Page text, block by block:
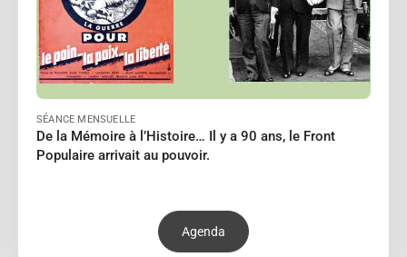
SÉANCE MENSUELLE
De la Mémoire à l’Histoire… Il y a 90 ans, le Front
Populaire arrivait au pouvoir.
Agenda